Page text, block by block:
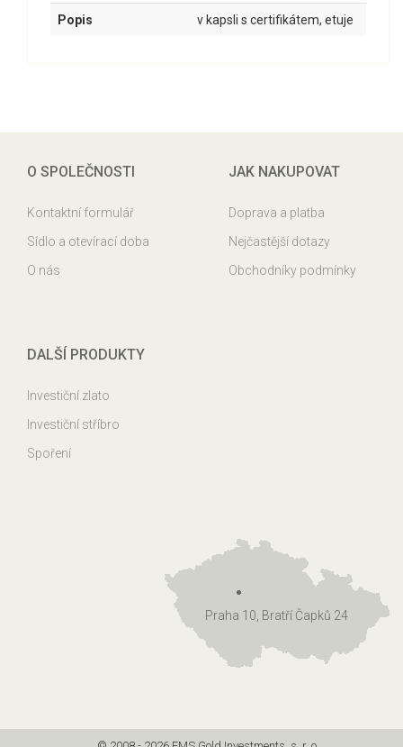
Popis v kapsli s certifikátem, etuje
O SPOLEČNOSTI
Kontaktní formulář
Sídlo a otevírací doba
O nás
JAK NAKUPOVAT
Doprava a platba
Nejčastější dotazy
Obchodníky podmínky
DALŠÍ PRODUKTY
Investiční zlato
Investiční stříbro
Spoření
Praha 10, Bratří Čapků 24